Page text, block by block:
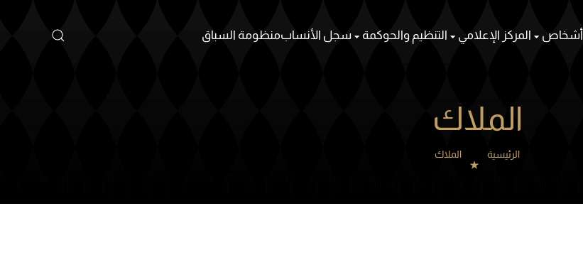
أشخاص المركز الإعلامي التنظيم والحوكمة سجل الأنسابمنظومة السباق
الملاك
الرئيسية الملاك